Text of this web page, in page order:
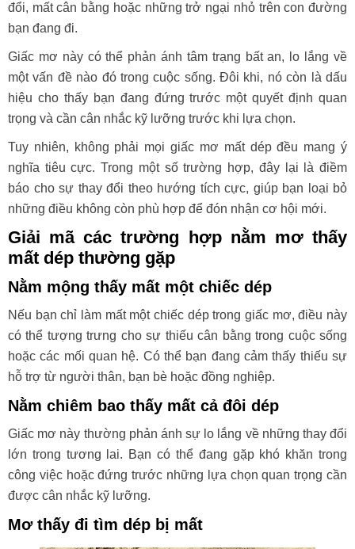
đổi, mất cân bằng hoặc những trở ngại nhỏ trên con đường
bạn đang đi.
Giấc mơ này có thể phản ánh tâm trạng bất an, lo lắng về
một vấn đề nào đó trong cuộc sống. Đôi khi, nó còn là dấu
hiệu cho thấy bạn đang đứng trước một quyết định quan
trọng và cần cân nhắc kỹ lưỡng trước khi lựa chọn.
Tuy nhiên, không phải mọi giấc mơ mất dép đều mang ý
nghĩa tiêu cực. Trong một số trường hợp, đây lại là điềm
báo cho sự thay đổi theo hướng tích cực, giúp bạn loại bỏ
những điều không còn phù hợp để đón nhận cơ hội mới.
Giải mã các trường hợp nằm mơ thấy
mất dép thường gặp
Nằm mộng thấy mất một chiếc dép
Nếu bạn chỉ làm mất một chiếc dép trong giấc mơ, điều này
có thể tượng trưng cho sự thiếu cân bằng trong cuộc sống
hoặc các mối quan hệ. Có thể bạn đang cảm thấy thiếu sự
hỗ trợ từ người thân, bạn bè hoặc đồng nghiệp.
Nằm chiêm bao thấy mất cả đôi dép
Giấc mơ này thường phản ánh sự lo lắng về những thay đổi
lớn trong tương lai. Bạn có thể đang gặp khó khăn trong
công việc hoặc đứng trước những lựa chọn quan trọng cần
được cân nhắc kỹ lưỡng.
Mơ thấy đi tìm dép bị mất